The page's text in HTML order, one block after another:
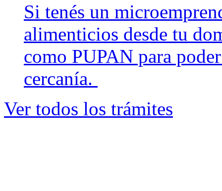
Si tenés un
alimenticios desde tu
como PUPAN para
cercanía.
Ver todos los trámites